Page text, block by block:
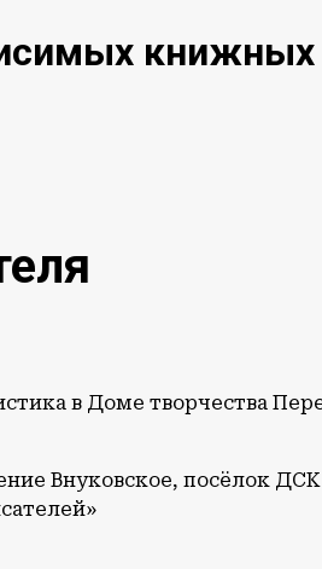
книжных
в Доме творчества
Внуковское, посёлок